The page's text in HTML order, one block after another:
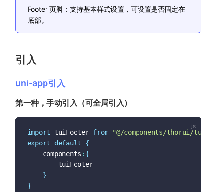
Footer 页脚：支持基本样式设置，可设置是否固定在
底部。
引入
uni-app引入
第一种，手动引入（可全局引入）
import tuiFooter from
"@/components/thorui/
export
default
{
	components
: {
}
}